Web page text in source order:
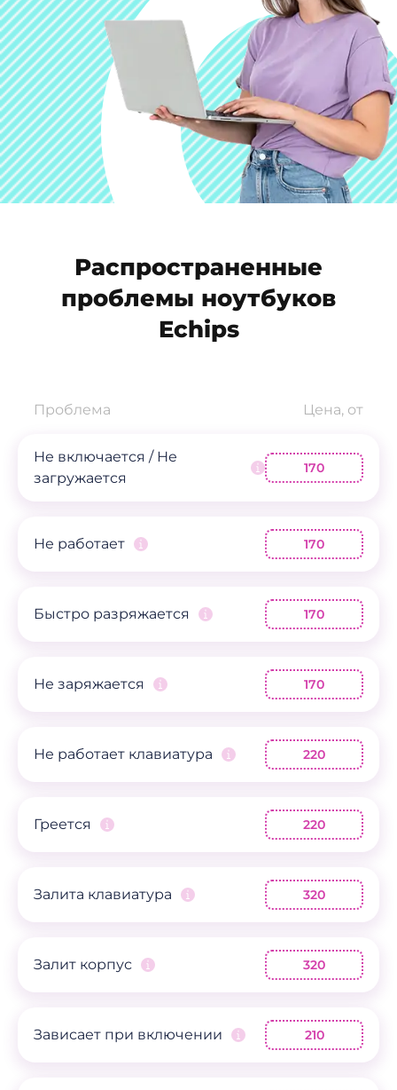
Распространенные
проблемы ноутбуков
Echips
Проблема Цена, от
Не включается / Не
загружается
170
Не работает 170
Быстро разряжается 170
Не заряжается 170
Не работает клавиатура 220
Греется 220
Залита клавиатура 320
Залит корпус 320
Зависает при включении 210